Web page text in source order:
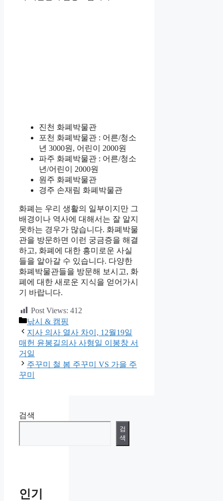
진천 화폐박물관
포천 화폐박물관 : 어른/청소
년 3000원, 어린이 2000원
파주 화폐박물관 : 어른/청소
년/어린이 2000원
원주 화폐박물관
경주 손재림 화폐박물관
화폐는 우리 생활의 일부이지만 그
배경이나 역사에 대해서는 잘 알지
못하는 경우가 많습니다. 화폐박물
관을 방문하면 이런 궁금증을 해결
하고, 화폐에 대한 흥미로운 사실
들을 알아갈 수 있습니다. 다양한
화폐박물관들을 방문해 보시고, 화
폐에 대한 새로운 지식을 얻어가시
기 바랍니다.
Post Views: 412
카
테
고
리
낚시 & 캠핑
지사 의사 열사 차이, 12월19일
매헌 윤봉길의사 사형일 이봉창 서
거일
주꾸미 철 봄 주꾸미 VS 가을 주
꾸미
검색
검
색
인기